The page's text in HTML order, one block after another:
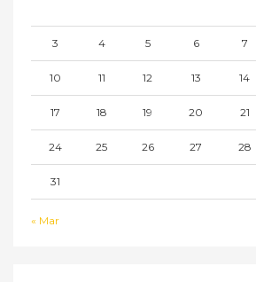
3 4 5 6 7
10 11 12 13 14
17 18 19 20 21
24 25 26 27 28
31
« Mar